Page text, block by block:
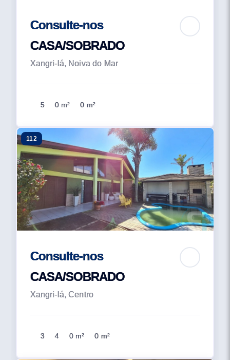
Consulte-nos
CASA/SOBRADO
Xangri-lá, Noiva do Mar
5 0 m² 0 m²
112
Consulte-nos
CASA/SOBRADO
Xangri-lá, Centro
3 4 0 m² 0 m²